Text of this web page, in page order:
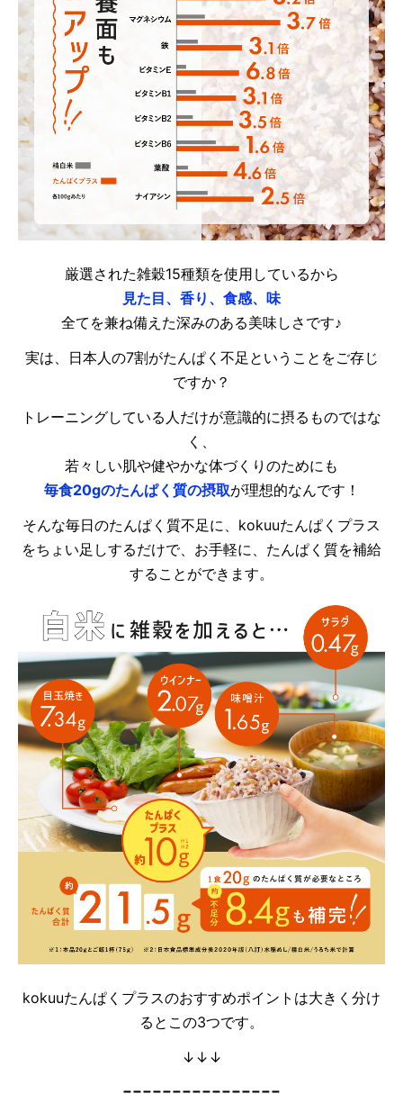
厳選された雑穀15種類を使用しているから
見た目、香り、食感、味
全てを兼ね備えた深みのある美味しさです♪
実は、日本人の7割がたんぱく不足ということをご存じ
ですか？
トレーニングしている人だけが意識的に摂るものではな
く、
若々しい肌や健やかな体づくりのためにも
毎食20gのたんぱく質の摂取が理想的なんです！
そんな毎日のたんぱく質不足に、kokuuたんぱくプラス
をちょい足しするだけで、お手軽に、たんぱく質を補給
することができます。
kokuuたんぱくプラスのおすすめポイントは大きく分け
るとこの3つです。
↓↓↓